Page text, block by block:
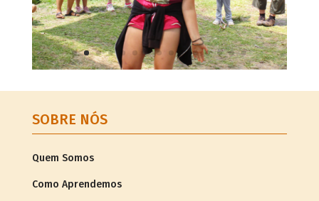
SOBRE NÓS
Quem Somos
Como Aprendemos